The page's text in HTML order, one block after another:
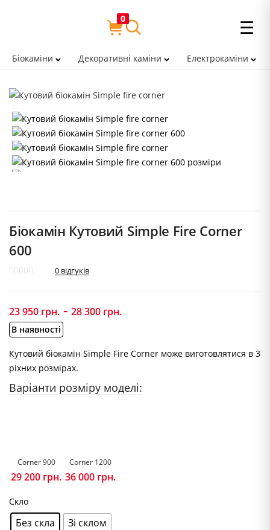
☰
0
Біокаміни Декоративні каміни Електрокаміни
Біокамін Кутовий Simple Fire Corner
600
0 відгуків
23 950 грн. - 28 300 грн.
В наявності
Кутовий біокамін Simple Fire Corner може виготовлятися в 3
ріхних розмірах.
Варіанти розміру моделі:
Corner 900
29 200 грн.
Corner 1200
36 000 грн.
Скло
Без скла Зі склом